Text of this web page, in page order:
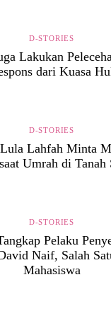
D-STORIES
Lakukan
dari Kuasa
D-STORIES
Lahfah Minta
Umrah di Tanah
D-STORIES
Pelaku
Naif, Salah
Mahasiswa